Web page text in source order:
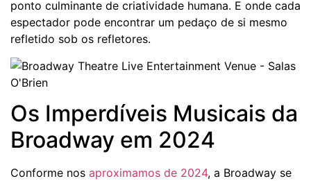
ponto culminante de criatividade humana. E onde cada
espectador pode encontrar um pedaço de si mesmo
refletido sob os refletores.
Os Imperdíveis Musicais da
Broadway em 2024
Conforme nos aproximamos de 2024, a Broadway se